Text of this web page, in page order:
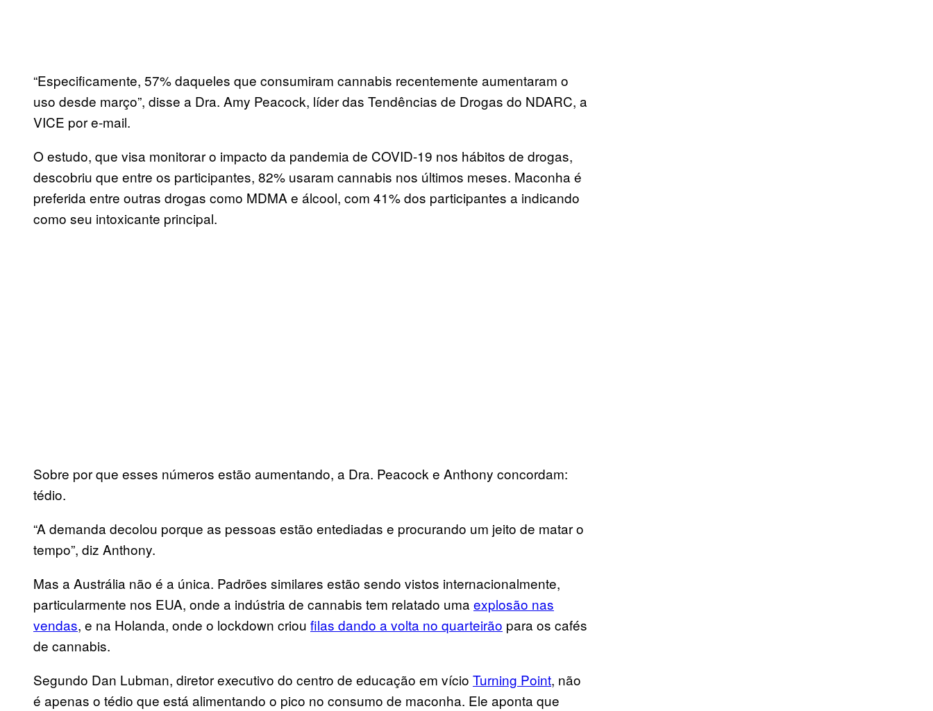
“Especificamente, 57% daqueles que consumiram cannabis recentemente aumentaram o
uso desde março”, disse a Dra. Amy Peacock, líder das Tendências de Drogas do NDARC, a
VICE por e-mail.
O estudo, que visa monitorar o impacto da pandemia de COVID-19 nos hábitos de drogas,
descobriu que entre os participantes, 82% usaram cannabis nos últimos meses. Maconha é
preferida entre outras drogas como MDMA e álcool, com 41% dos participantes a indicando
como seu intoxicante principal.
Sobre por que esses números estão aumentando, a Dra. Peacock e Anthony concordam:
tédio.
“A demanda decolou porque as pessoas estão entediadas e procurando um jeito de matar o
tempo”, diz Anthony.
Mas a Austrália não é a única. Padrões similares estão sendo vistos internacionalmente,
particularmente nos EUA, onde a indústria de cannabis tem relatado uma explosão nas
vendas, e na Holanda, onde o lockdown criou filas dando a volta no quarteirão para os cafés
de cannabis.
Segundo Dan Lubman, diretor executivo do centro de educação em vício Turning Point, não
é apenas o tédio que está alimentando o pico no consumo de maconha. Ele aponta que